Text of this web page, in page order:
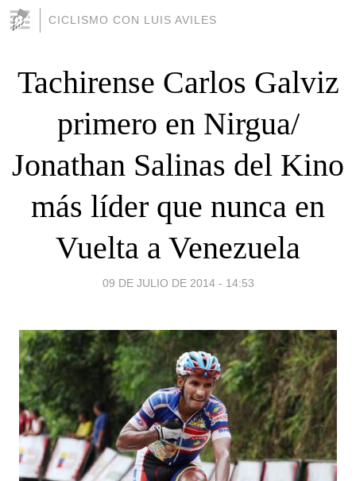
CICLISMO CON LUIS AVILES
Tachirense Carlos Galviz
primero en Nirgua/
Jonathan Salinas del Kino
más líder que nunca en
Vuelta a Venezuela
09 DE JULIO DE 2014 - 14:53